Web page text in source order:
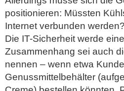
positionieren: Müssten
Internet verbunden werden?
Die IT-Sicherheit werde
Zusammenhang sei auch
nennen – wenn etwa
Genussmittelbehälter